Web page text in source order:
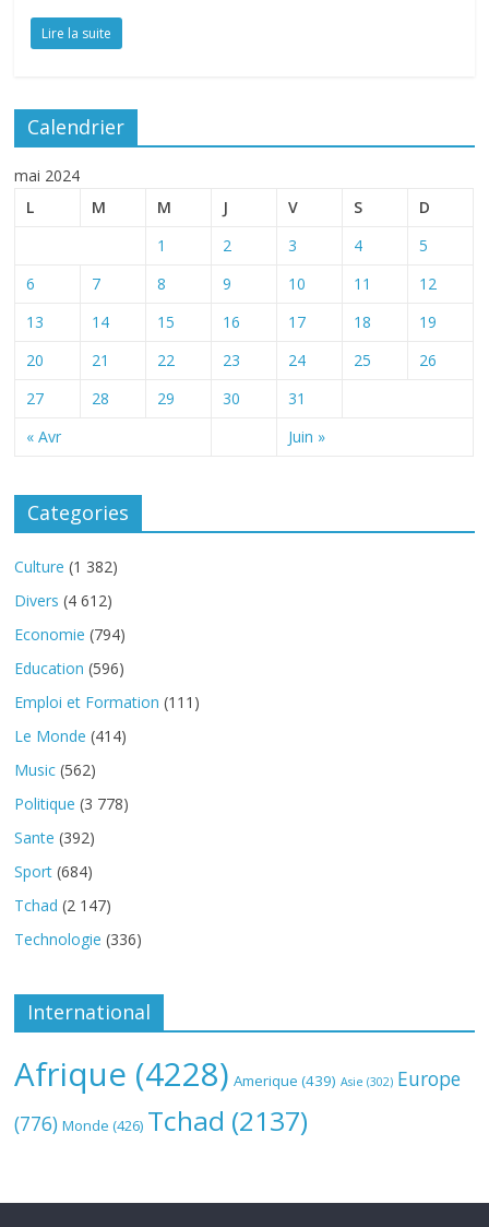
Lire la suite
Calendrier
mai 2024
L
M M J V S D
« Avr Juin »
1 2 3 4
5
6
7 8 9 10 11
12
13
14 15 16 17 18
19
20
21 22 23 24 25
26
27
28 29 30 31
Categories
Culture (1 382)
Divers (4 612)
Economie (794)
Education (596)
Emploi et Formation (111)
Le Monde (414)
Music (562)
Politique (3 778)
Sante (392)
Sport (684)
Tchad (2 147)
Technologie (336)
International
Afrique (4228) Amerique (439) Asie (302) Europe
(776) Monde (426) Tchad (2137)